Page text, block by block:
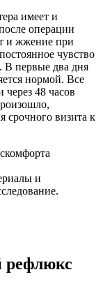
имеет и
операции
и жжение при
чувство
В первые два дня
нормой. Все
48 часов
срочного визита к
и
рефлюкс